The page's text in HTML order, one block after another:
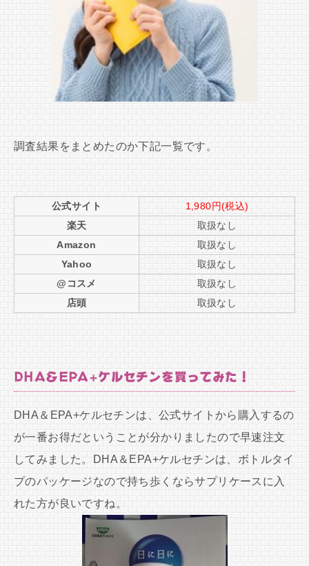
調査結果をまとめたのか下記一覧です。
公式サイト
1,980円(税込)
楽天
取扱なし
Amazon
取扱なし
Yahoo
取扱なし
@コスメ
取扱なし
店頭
取扱なし
DHA＆EPA+ケルセチンを買ってみた！
DHA＆EPA+ケルセチンは、公式サイトから購入するの
が一番お得だということが分かりましたので早速注文
してみました。DHA＆EPA+ケルセチンは、ボトルタイ
プのパッケージなので持ち歩くならサプリケースに入
れた方が良いですね。